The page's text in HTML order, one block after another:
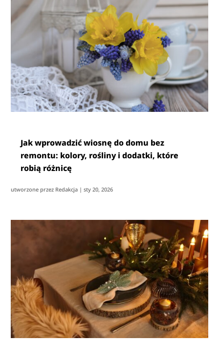
Jak wprowadzić wiosnę do domu bez
remontu: kolory, rośliny i dodatki, które
robią różnicę
utworzone przez Redakcja |sty 20, 2026